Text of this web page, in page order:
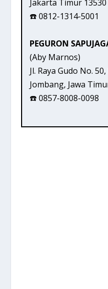
Jakarta Timur 13530
☎️ 0812-1314-5001
PEGURON
(Aby Marnos)
Jl. Raya Gudo No.
Jombang, Jawa
☎️ 0857-8008-0098